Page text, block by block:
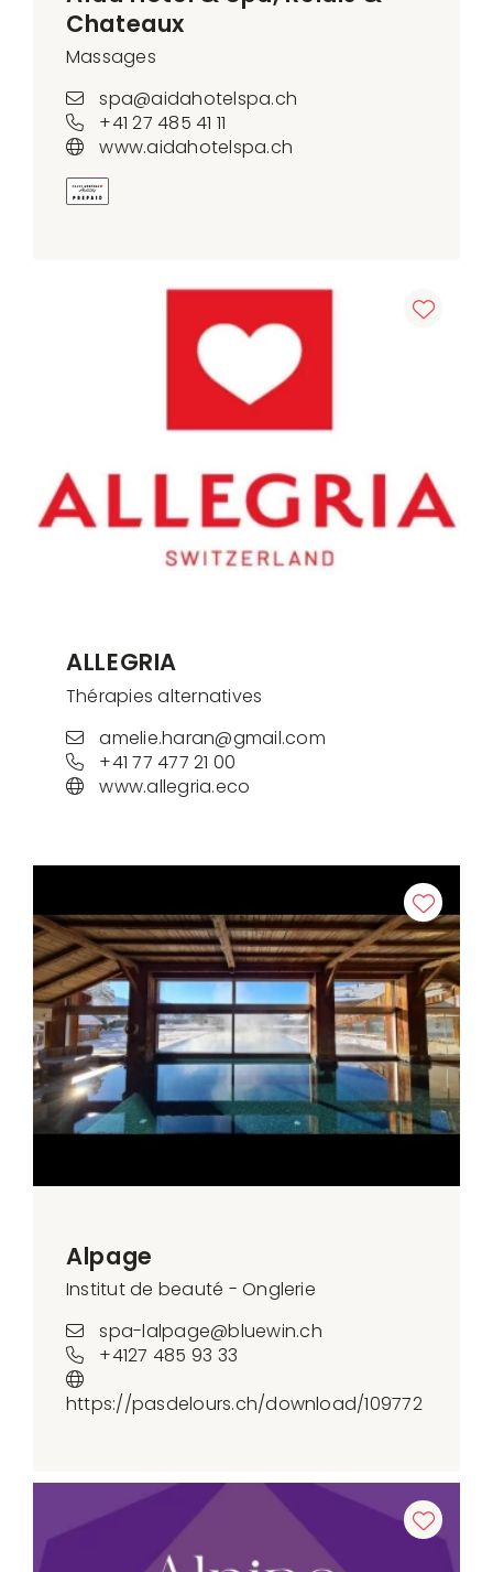
Chateaux
Massages
spa@aidahotelspa.ch
+41 27 485 41 11
www.aidahotelspa.ch
ALLEGRIA
Thérapies alternatives
amelie.haran@gmail.com
+41 77 477 21 00
www.allegria.eco
Alpage
Institut de beauté - Onglerie
spa-lalpage@bluewin.ch
+4127 485 93 33
https://pasdelours.ch/download/109772